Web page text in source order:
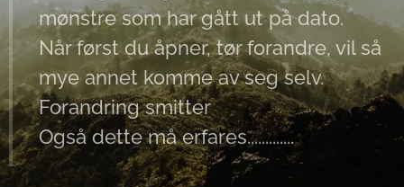
mønstre som har gått ut på dato.
Når først du åpner, tør forandre, vil så
mye annet komme av seg selv.
Forandring smitter
Også dette må erfares.............